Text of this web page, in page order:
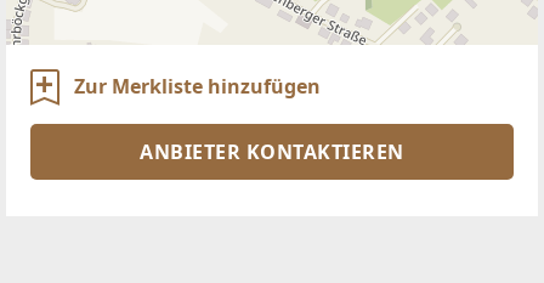
Zur Merkliste hinzufügen
ANBIETER KONTAKTIEREN